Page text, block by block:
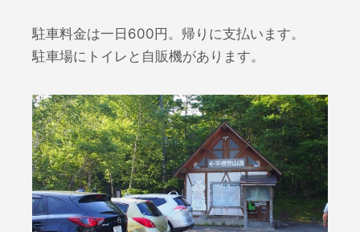
駐車料金は一日600円。帰りに支払います。
駐車場にトイレと自販機があります。